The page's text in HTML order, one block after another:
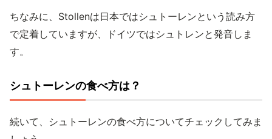
ちなみに、Stollenは日本ではシュトーレンという読み方
で定着していますが、ドイツではシュトレンと発音しま
す。
シュトーレンの食べ方は？
続いて、シュトーレンの食べ方についてチェックしてみま